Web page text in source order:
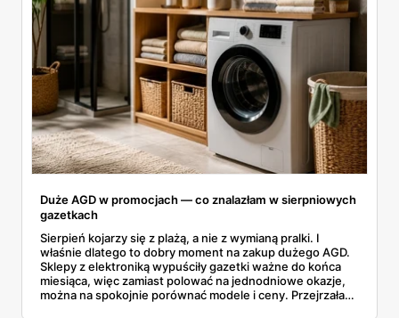
Duże AGD w promocjach — co znalazłam w sierpniowych
gazetkach
Sierpień kojarzy się z plażą, a nie z wymianą pralki. I
właśnie dlatego to dobry moment na zakup dużego AGD.
Sklepy z elektroniką wypuściły gazetki ważne do końca
miesiąca, więc zamiast polować na jednodniowe okazje,
można na spokojnie porównać modele i ceny. Przejrzałam